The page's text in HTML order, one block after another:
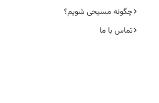
چگونه مسیحی شویم؟
تماس با ما